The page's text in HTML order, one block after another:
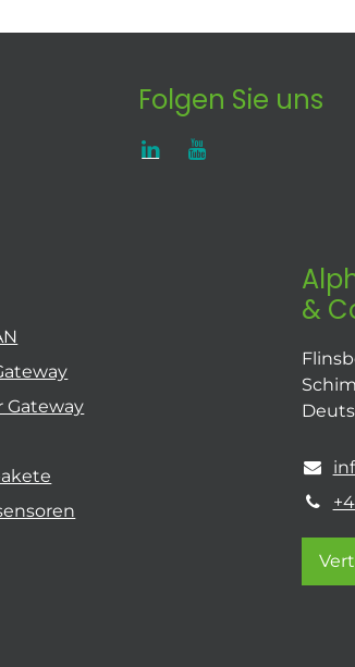
Folgen Sie uns
Gateway
&